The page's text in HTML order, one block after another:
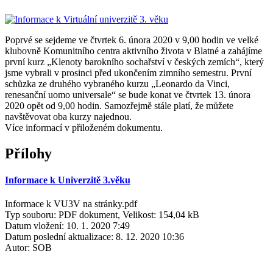
Poprvé se sejdeme ve čtvrtek 6. února 2020 v 9,00 hodin ve velké
klubovně Komunitního centra aktivního života v Blatné a zahájíme
první kurz „Klenoty barokního sochařství v českých zemích“, který
jsme vybrali v prosinci před ukončením zimního semestru. První
schůzka ze druhého vybraného kurzu „Leonardo da Vinci,
renesanční uomo universale“ se bude konat ve čtvrtek 13. února
2020 opět od 9,00 hodin. Samozřejmě stále platí, že můžete
navštěvovat oba kurzy najednou.
Více informací v přiloženém dokumentu.
Přílohy
Informace k Univerzitě 3.věku
Informace k VU3V na stránky.pdf
Typ souboru: PDF dokument, Velikost: 154,04 kB
Datum vložení: 10. 1. 2020 7:49
Datum poslední aktualizace: 8. 12. 2020 10:36
Autor: SOB